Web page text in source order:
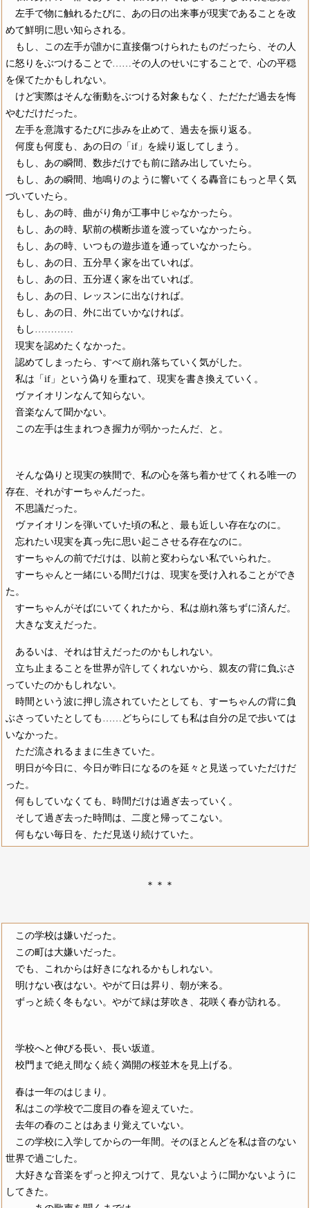
左手で物に触れるたびに、あの日の出来事が現実であることを改
めて鮮明に思い知らされる。
もし、この左手が誰かに直接傷つけられたものだったら、その人
に怒りをぶつけることで……その人のせいにすることで、心の平穏
を保てたかもしれない。
けど実際はそんな衝動をぶつける対象もなく、ただただ過去を悔
やむだけだった。
左手を意識するたびに歩みを止めて、過去を振り返る。
何度も何度も、あの日の「if」を繰り返してしまう。
もし、あの瞬間、数歩だけでも前に踏み出していたら。
もし、あの瞬間、地鳴りのように響いてくる轟音にもっと早く気
づいていたら。
もし、あの時、曲がり角が工事中じゃなかったら。
もし、あの時、駅前の横断歩道を渡っていなかったら。
もし、あの時、いつもの遊歩道を通っていなかったら。
もし、あの日、五分早く家を出ていれば。
もし、あの日、五分遅く家を出ていれば。
もし、あの日、レッスンに出なければ。
もし、あの日、外に出ていかなければ。
もし…………
現実を認めたくなかった。
認めてしまったら、すべて崩れ落ちていく気がした。
私は「if」という偽りを重ねて、現実を書き換えていく。
ヴァイオリンなんて知らない。
音楽なんて聞かない。
この左手は生まれつき握力が弱かったんだ、と。
そんな偽りと現実の狭間で、私の心を落ち着かせてくれる唯一の
存在、それがすーちゃんだった。
不思議だった。
ヴァイオリンを弾いていた頃の私と、最も近しい存在なのに。
忘れたい現実を真っ先に思い起こさせる存在なのに。
すーちゃんの前でだけは、以前と変わらない私でいられた。
すーちゃんと一緒にいる間だけは、現実を受け入れることができ
た。
すーちゃんがそばにいてくれたから、私は崩れ落ちずに済んだ。
大きな支えだった。
あるいは、それは甘えだったのかもしれない。
立ち止まることを世界が許してくれないから、親友の背に負ぶさ
っていたのかもしれない。
時間という波に押し流されていたとしても、すーちゃんの背に負
ぶさっていたとしても……どちらにしても私は自分の足で歩いては
いなかった。
ただ流されるままに生きていた。
明日が今日に、今日が昨日になるのを延々と見送っていただけだ
った。
何もしていなくても、時間だけは過ぎ去っていく。
そして過ぎ去った時間は、二度と帰ってこない。
何もない毎日を、ただ見送り続けていた。
＊＊＊
この学校は嫌いだった。
この町は大嫌いだった。
でも、これからは好きになれるかもしれない。
明けない夜はない。やがて日は昇り、朝が来る。
ずっと続く冬もない。やがて緑は芽吹き、花咲く春が訪れる。
学校へと伸びる長い、長い坂道。
校門まで絶え間なく続く満開の桜並木を見上げる。
春は一年のはじまり。
私はこの学校で二度目の春を迎えていた。
去年の春のことはあまり覚えていない。
この学校に入学してからの一年間。そのほとんどを私は音のない
世界で過ごした。
大好きな音楽をずっと抑えつけて、見ないように聞かないように
してきた。